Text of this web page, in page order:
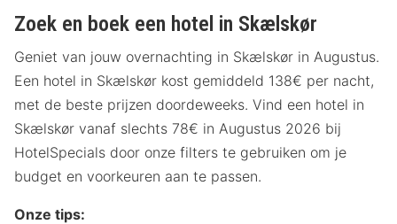
Zoek en boek een hotel in Skælskør
Geniet van jouw overnachting in Skælskør in Augustus.
Een hotel in Skælskør kost gemiddeld 138€ per nacht,
met de beste prijzen doordeweeks. Vind een hotel in
Skælskør vanaf slechts 78€ in Augustus 2026 bij
HotelSpecials door onze filters te gebruiken om je
budget en voorkeuren aan te passen.
Onze tips: